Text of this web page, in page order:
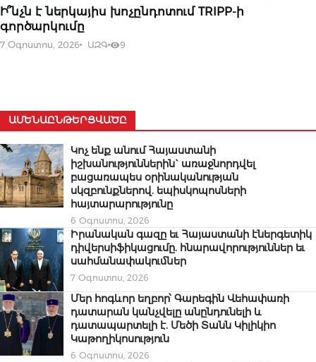
07 ՕԳՈՍՏՈՍԻ, 2026
Ի՞նչն է ներկայիս խոչընդոտում TRIPP-ի
գործարկումը
7 Օգոստոս, 2026 ԱԶԳ 9
ԱՄԵՆԱԸՆԹԵՐՑՎԱԾԸ
Կոչ ենք անում Հայաստանի
իշխանություններին` առաջնորդվել
բացառապես օրինականության
սկզբունքներով. եպիսկոպոսների
հայտարարությունը
6 Օգոստոս, 2026
Իրանական գազը եւ Հայաստանի էներգետիկ
դիվերսիֆիկացումը. հնարավորություններ եւ
սահմանափակումներ
7 Օգոստոս, 2026
Մեր հոգևոր եղբոր՝ Գարեգին Վեհափառի
դատարան կանչվելը անընդունելի և
դատապարտելի է. Մեծի Տանն Կիլիկիո
Կաթողիկոսություն
6 Օգոստոս, 2026